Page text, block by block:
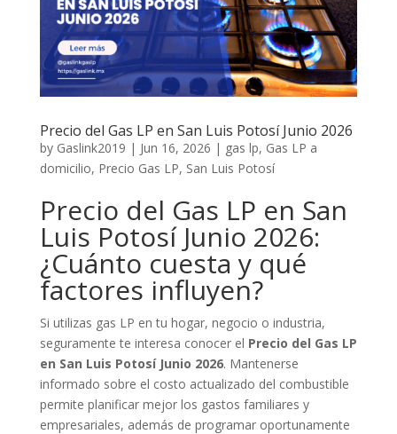
Precio del Gas LP en San Luis Potosí Junio 2026
by Gaslink2019 | Jun 16, 2026 | gas lp, Gas LP a
domicilio, Precio Gas LP, San Luis Potosí
Precio del Gas LP en San
Luis Potosí Junio 2026:
¿Cuánto cuesta y qué
factores influyen?
Si utilizas gas LP en tu hogar, negocio o industria,
seguramente te interesa conocer el Precio del Gas LP
en San Luis Potosí Junio 2026. Mantenerse
informado sobre el costo actualizado del combustible
permite planificar mejor los gastos familiares y
empresariales, además de programar oportunamente